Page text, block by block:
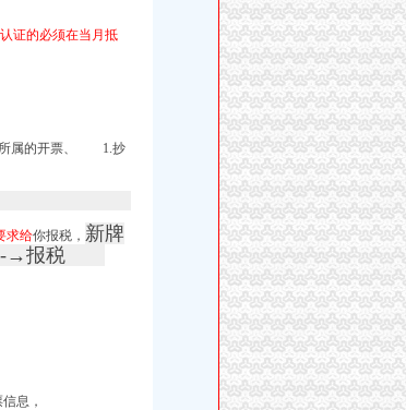
证的必须在当月抵
所属的开票、 1.抄
求给你报税， 新牌
表-→报税
息，